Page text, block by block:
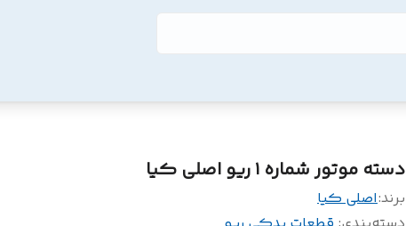
دسته موتور شماره ۱ ریو اصلی کیا
برند:اصلی کیا